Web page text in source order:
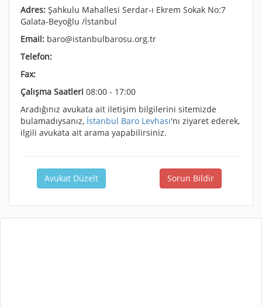
Adres: Şahkulu Mahallesi Serdar-ı Ekrem Sokak No:7
Galata-Beyoğlu /İstanbul
Email: baro@istanbulbarosu.org.tr
Telefon:
Fax:
Çalışma Saatleri 08:00 - 17:00
Aradığınız avukata ait iletişim bilgilerini sitemizde
bulamadıysanız, İstanbul Baro Levhası'nı ziyaret ederek,
ilgili avukata ait arama yapabilirsiniz.
Avukat Düzelt Sorun Bildir